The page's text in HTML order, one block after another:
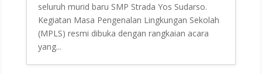
seluruh murid baru SMP Strada Yos Sudarso.
Kegiatan Masa Pengenalan Lingkungan Sekolah
(MPLS) resmi dibuka dengan rangkaian acara
yang...